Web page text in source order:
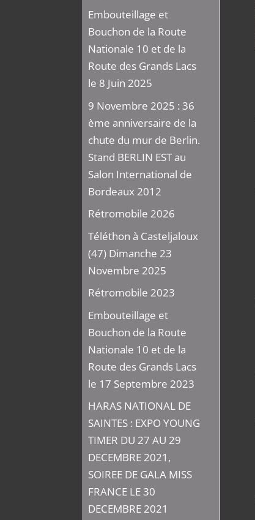
Embouteillage et
Bouchon de la Route
Nationale 10 et de la
Route des Grands Lacs
le 8 Juin 2025
9 Novembre 2025 : 36
ème anniversaire de la
chute du mur de Berlin.
Stand BERLIN EST au
Salon International de
Bordeaux 2012
Rétromobile 2026
Téléthon à Casteljaloux
(47) Dimanche 23
Novembre 2025
Rétromobile 2023
Embouteillage et
Bouchon de la Route
Nationale 10 et de la
Route des Grands Lacs
le 17 Septembre 2023
HARAS NATIONAL DE
SAINTES : EXPO YOUNG
TIMER DU 27 AU 29
DECEMBRE 2021,
SOIREE DE GALA MISS
FRANCE LE 30
DECEMBRE 2021